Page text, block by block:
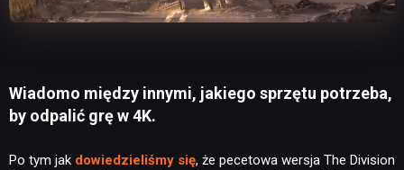
Wiadomo między innymi, jakiego sprzętu potrzeba,
by odpalić grę w 4K.
Po tym jak dowiedzieliśmy się, że pecetowa wersja The Division